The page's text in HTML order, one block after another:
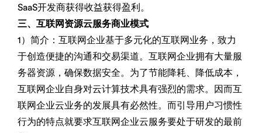
SaaS开发商获得收益获得盈利。
三、互联网资源云服务商业模式
1）简介：互联网企业基于多元化的互联网业务，致力
于创造便捷的沟通和交易渠道。互联网企业拥有大量服
务器资源，确保数据安全。为了节能降耗、降低成本，
互联网企业自身对云计算技术具有强烈的需求。因而互
联网企业云业务的发展具有必然性。而引导用户习惯性
行为的特点就要求互联网企业云服务要处于研发的最前